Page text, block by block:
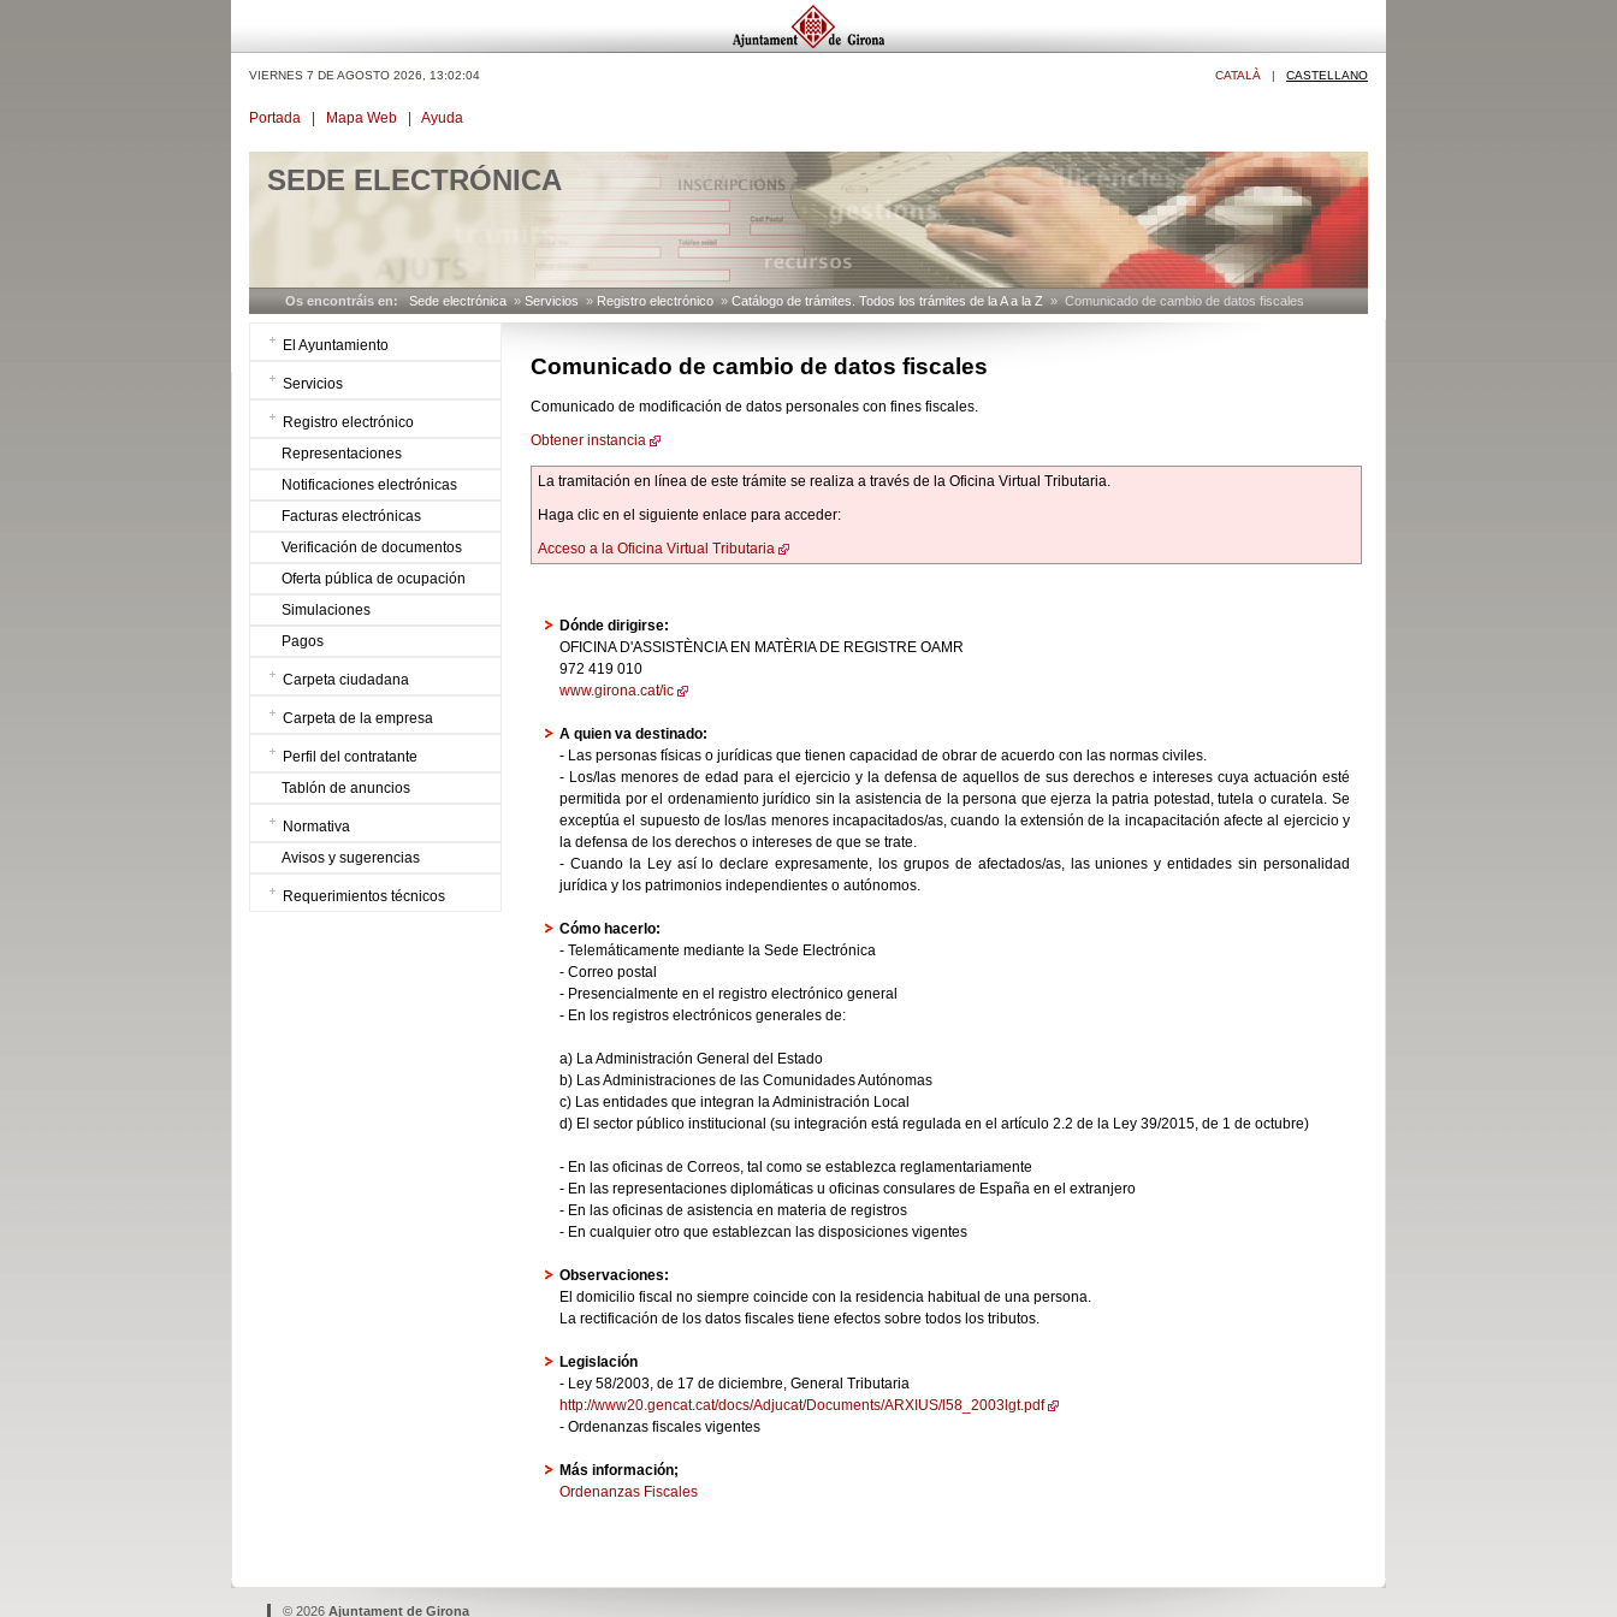
VIERNES 7 DE AGOSTO 2026, 13:02:04 CATALÀ | CASTELLANO
Portada Mapa Web Ayuda
SEDE ELECTRÓNICA
Os encontráis en: Sede electrónica » Servicios » Registro electrónico » Catálogo de trámites. Todos los trámites de la A a la Z » Comunicado de cambio de datos fiscales
El Ayuntamiento
Servicios
Registro electrónico
Representaciones
Notificaciones electrónicas
Facturas electrónicas
Verificación de documentos
Oferta pública de ocupación
Simulaciones
Pagos
Carpeta ciudadana
Carpeta de la empresa
Perfil del contratante
Tablón de anuncios
Normativa
Avisos y sugerencias
Requerimientos técnicos
Comunicado de cambio de datos fiscales
Comunicado de modificación de datos personales con fines fiscales.
Obtener instancia
La tramitación en línea de este trámite se realiza a través de la Oficina Virtual Tributaria.
Haga clic en el siguiente enlace para acceder:
Acceso a la Oficina Virtual Tributaria
Dónde dirigirse:
OFICINA D'ASSISTÈNCIA EN MATÈRIA DE REGISTRE OAMR
972 419 010
www.girona.cat/ic
A quien va destinado:
- Las personas físicas o jurídicas que tienen capacidad de obrar de acuerdo con las normas civiles.
- Los/las menores de edad para el ejercicio y la defensa de aquellos de sus derechos e intereses cuya actuación esté
permitida por el ordenamiento jurídico sin la asistencia de la persona que ejerza la patria potestad, tutela o curatela. Se
exceptúa el supuesto de los/las menores incapacitados/as, cuando la extensión de la incapacitación afecte al ejercicio y
la defensa de los derechos o intereses de que se trate.
- Cuando la Ley así lo declare expresamente, los grupos de afectados/as, las uniones y entidades sin personalidad
jurídica y los patrimonios independientes o autónomos.
Cómo hacerlo:
- Telemáticamente mediante la Sede Electrónica
- Correo postal
- Presencialmente en el registro electrónico general
- En los registros electrónicos generales de:
a) La Administración General del Estado
b) Las Administraciones de las Comunidades Autónomas
c) Las entidades que integran la Administración Local
d) El sector público institucional (su integración está regulada en el artículo 2.2 de la Ley 39/2015, de 1 de octubre)
- En las oficinas de Correos, tal como se establezca reglamentariamente
- En las representaciones diplomáticas u oficinas consulares de España en el extranjero
- En las oficinas de asistencia en materia de registros
- En cualquier otro que establezcan las disposiciones vigentes
Observaciones:
El domicilio fiscal no siempre coincide con la residencia habitual de una persona.
La rectificación de los datos fiscales tiene efectos sobre todos los tributos.
Legislación
- Ley 58/2003, de 17 de diciembre, General Tributaria
http://www20.gencat.cat/docs/Adjucat/Documents/ARXIUS/l58_2003lgt.pdf
- Ordenanzas fiscales vigentes
Más información;
Ordenanzas Fiscales
© 2026 Ajuntament de Girona